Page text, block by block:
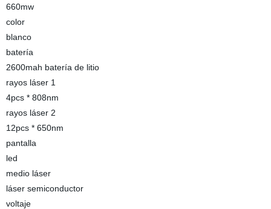
660mw
color
blanco
batería
2600mah batería de litio
rayos láser 1
4pcs * 808nm
rayos láser 2
12pcs * 650nm
pantalla
led
medio láser
láser semiconductor
voltaje